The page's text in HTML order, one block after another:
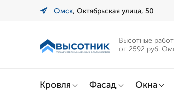
Омск, Октябрьская улица, 50
Высотные
от 2592 руб.
Кровля Фасад Окна